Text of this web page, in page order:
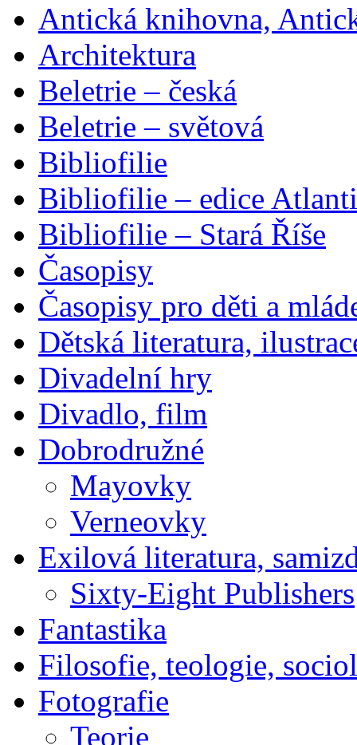
Antická knihovna,
Architektura
Beletrie – česká
Beletrie – světová
Bibliofilie
Bibliofilie – edice
Bibliofilie – Stará Říše
Časopisy
Časopisy pro děti a
Dětská literatura,
Divadelní hry
Divadlo, film
Dobrodružné
Mayovky
Verneovky
Exilová literatura,
Sixty-Eight Publishers
Fantastika
Filosofie, teologie,
Fotografie
Teorie